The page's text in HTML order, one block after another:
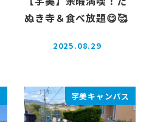
ぬき寺＆食べ放題😋🥰
投稿日
2025.08.29
宇美キャンパス